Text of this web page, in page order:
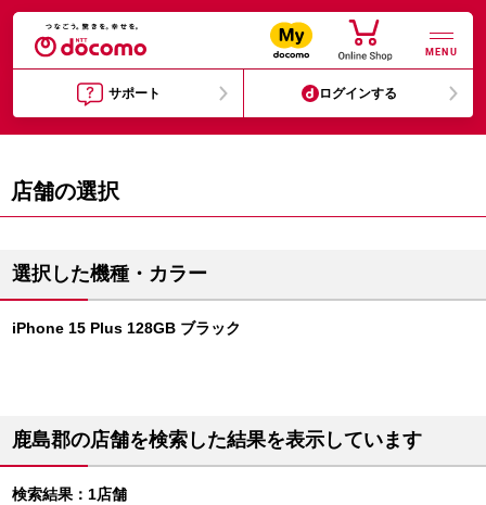
MENU
サポート ログインする
店舗の選択
選択した機種・カラー
iPhone 15 Plus 128GB ブラック
鹿島郡の店舗を検索した結果を表示しています
検索結果：1店舗